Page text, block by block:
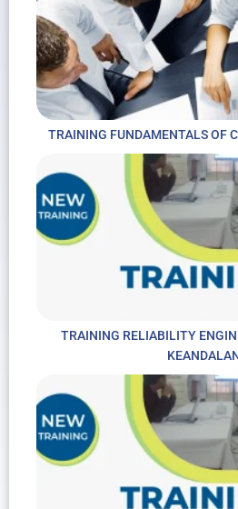
TRAINING FUNDAMENTALS OF
TRAINING RELIABILITY